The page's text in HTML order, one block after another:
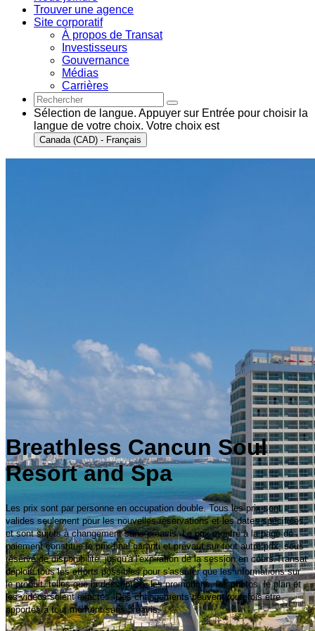
Trouver une agence
Site corporatif
À propos de Transat
Investisseurs
Gouvernance
Médias
Carrières
Sélection de langue. Appuyer sur Entrée pour choisir la
langue de votre choix. Votre choix est
Canada (CAD) - Français
Breathless Cancun Soul
Resort and Spa
Les prix sont par personne en occupation double. Tous les prix sont
valides seulement pour les nouvelles réservations et les dates spécifiées,
et sont sujets à changement sans préavis. Le prix montré à la page de
paiement constitue le prix final garanti et prévaut sur tout autre prix, sous
réserve de disponibilité, jusqu'à l'expiration de la session en cours.Transat
déploie tous les efforts possibles pour s'assurer que les informations sur
le produit, telles que la description, les promotions, les photos, le plan et
les vidéos soient exactes. Des changements peuvent toutefois être
apportés à tout moment sans préavis.